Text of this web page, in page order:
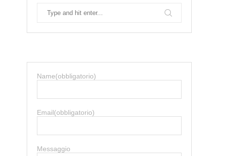
Name(obbligatorio)
Email(obbligatorio)
Messaggio